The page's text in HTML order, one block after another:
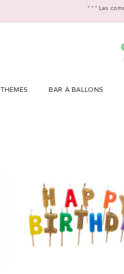
* * * Les
THÈMES BAR À BALLONS